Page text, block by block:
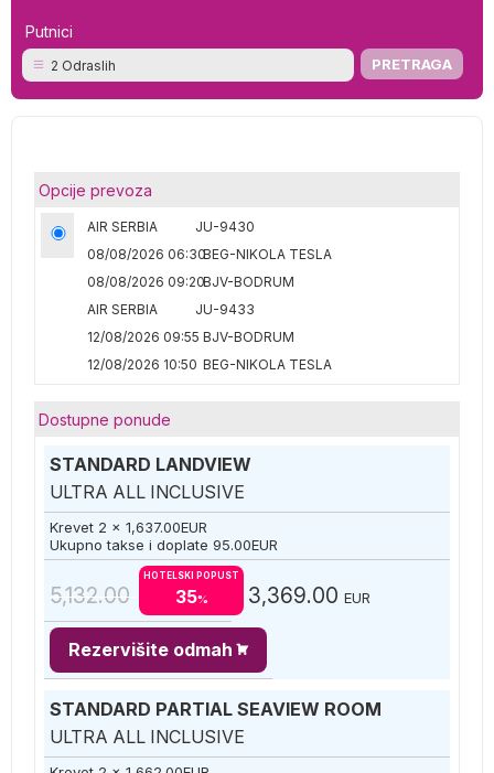
Putnici
2 Odraslih
Opcije prevoza
AIR SERBIA
JU-9430
08/08/2026 06:30BEG-NIKOLA TESLA
08/08/2026 09:20BJV-BODRUM
AIR SERBIA
JU-9433
12/08/2026 09:55 BJV-BODRUM
12/08/2026 10:50 BEG-NIKOLA TESLA
Dostupne ponude
STANDARD LANDVIEW
ULTRA ALL INCLUSIVE
Krevet 2 x 1,637.00EUR
Ukupno takse i doplate 95.00EUR
5,132.00
HOTELSKI POPUST
35% 3,369.00 EUR
Rezervišite odmah
STANDARD PARTIAL SEAVIEW ROOM
ULTRA ALL INCLUSIVE